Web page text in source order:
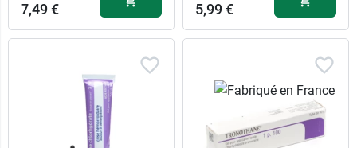
7,49 € 5,99 €